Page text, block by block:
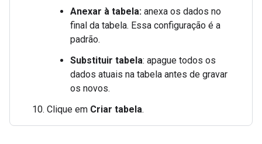
Anexar à tabela: anexa os dados no
final da tabela. Essa configuração é a
padrão.
Substituir tabela: apague todos os
dados atuais na tabela antes de gravar
os novos.
Clique em Criar tabela.